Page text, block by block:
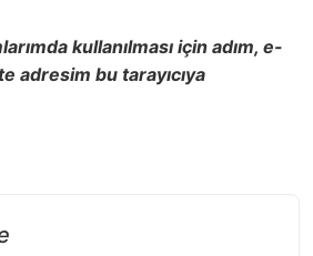
kullanılması için adım, e-
adresim bu tarayıcıya